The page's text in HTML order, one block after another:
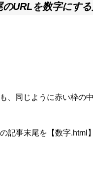
のURLを数字にす
、同じように赤い枠の
記事末尾を【数字.html